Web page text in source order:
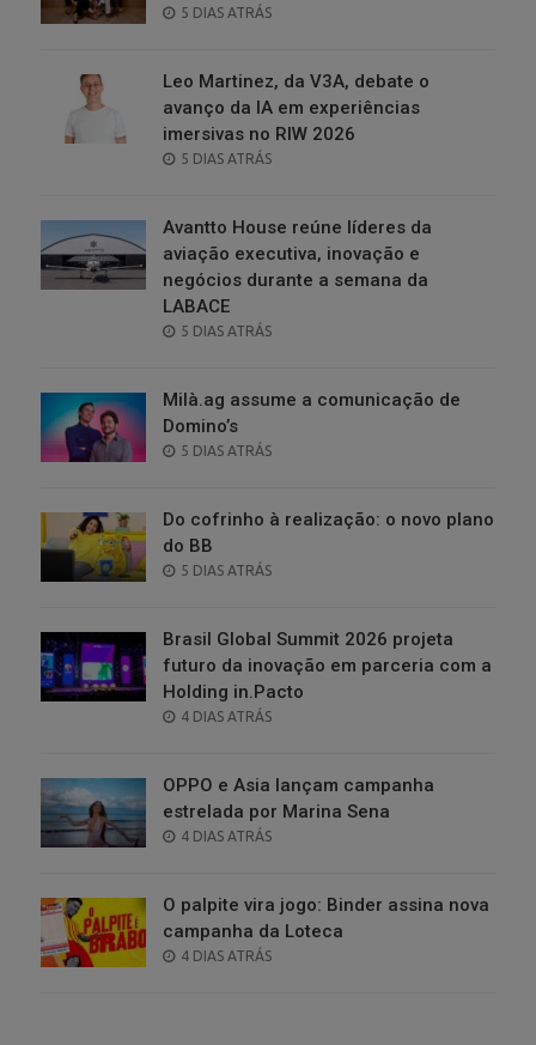
POSTED
5 DIAS ATRÁS
Leo Martinez, da V3A, debate o
avanço da IA em experiências
imersivas no RIW 2026
POSTED
5 DIAS ATRÁS
Avantto House reúne líderes da
aviação executiva, inovação e
negócios durante a semana da
LABACE
POSTED
5 DIAS ATRÁS
Milà.ag assume a comunicação de
Domino’s
POSTED
5 DIAS ATRÁS
Do cofrinho à realização: o novo plano
do BB
POSTED
5 DIAS ATRÁS
Brasil Global Summit 2026 projeta
futuro da inovação em parceria com a
Holding in.Pacto
POSTED
4 DIAS ATRÁS
OPPO e Asia lançam campanha
estrelada por Marina Sena
POSTED
4 DIAS ATRÁS
O palpite vira jogo: Binder assina nova
campanha da Loteca
POSTED
4 DIAS ATRÁS